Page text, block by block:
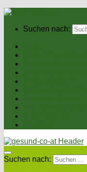
Suchen nach:
Suchen nach: